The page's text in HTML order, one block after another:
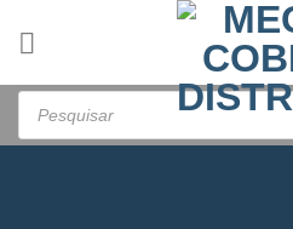
Pesquisar
produtos